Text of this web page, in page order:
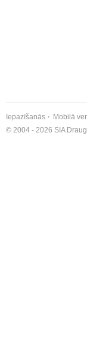
Iepazīšanās Mobilā
© 2004 - 2026 SIA